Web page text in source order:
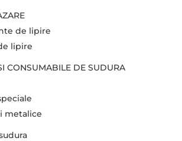
de lipire
lipire
CONSUMABILE DE SUDURA
metalice